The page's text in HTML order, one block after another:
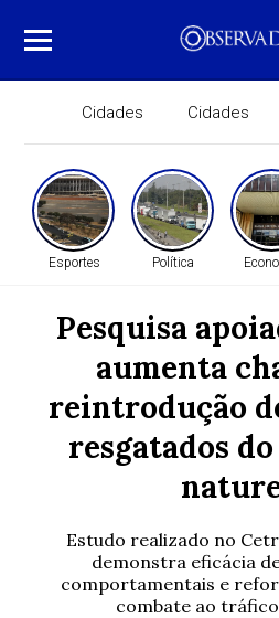
Cidades Cidades
Esportes Política
Pesquisa
aumenta
reintrodução
resgatados
Estudo realizado no
demonstra eficácia
comportamentais e
combate ao